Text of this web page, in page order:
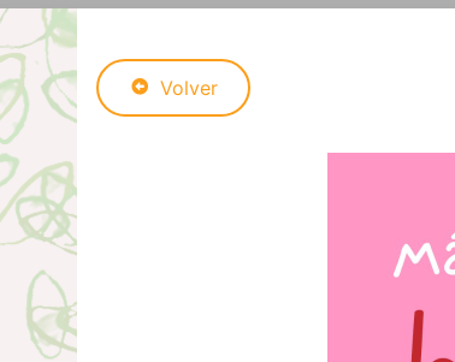
Volver